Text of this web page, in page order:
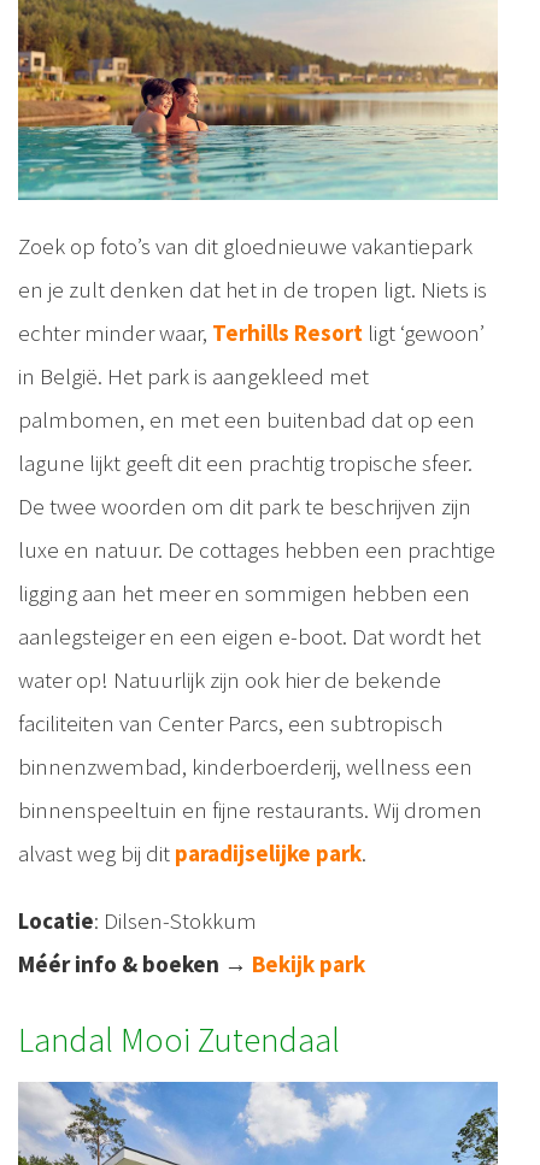
Zoek op foto’s van dit gloednieuwe vakantiepark
en je zult denken dat het in de tropen ligt. Niets is
echter minder waar, Terhills Resort ligt ‘gewoon’
in België. Het park is aangekleed met
palmbomen, en met een buitenbad dat op een
lagune lijkt geeft dit een prachtig tropische sfeer.
De twee woorden om dit park te beschrijven zijn
luxe en natuur. De cottages hebben een prachtige
ligging aan het meer en sommigen hebben een
aanlegsteiger en een eigen e-boot. Dat wordt het
water op! Natuurlijk zijn ook hier de bekende
faciliteiten van Center Parcs, een subtropisch
binnenzwembad, kinderboerderij, wellness een
binnenspeeltuin en fijne restaurants. Wij dromen
alvast weg bij dit paradijselijke park.
Locatie: Dilsen-Stokkum
Méér info & boeken → Bekijk park
Landal Mooi Zutendaal